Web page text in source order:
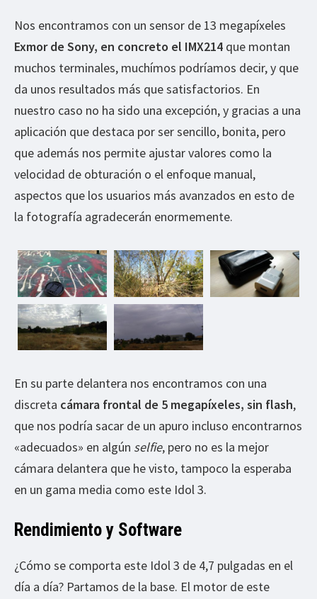
Nos encontramos con un sensor de 13 megapíxeles
Exmor de Sony, en concreto el IMX214 que montan
muchos terminales, muchímos podríamos decir, y que
da unos resultados más que satisfactorios. En
nuestro caso no ha sido una excepción, y gracias a una
aplicación que destaca por ser sencillo, bonita, pero
que además nos permite ajustar valores como la
velocidad de obturación o el enfoque manual,
aspectos que los usuarios más avanzados en esto de
la fotografía agradecerán enormemente.
En su parte delantera nos encontramos con una
discreta cámara frontal de 5 megapíxeles, sin flash,
que nos podría sacar de un apuro incluso encontrarnos
«adecuados» en algún selfie, pero no es la mejor
cámara delantera que he visto, tampoco la esperaba
en un gama media como este Idol 3.
Rendimiento y Software
¿Cómo se comporta este Idol 3 de 4,7 pulgadas en el
día a día? Partamos de la base. El motor de este